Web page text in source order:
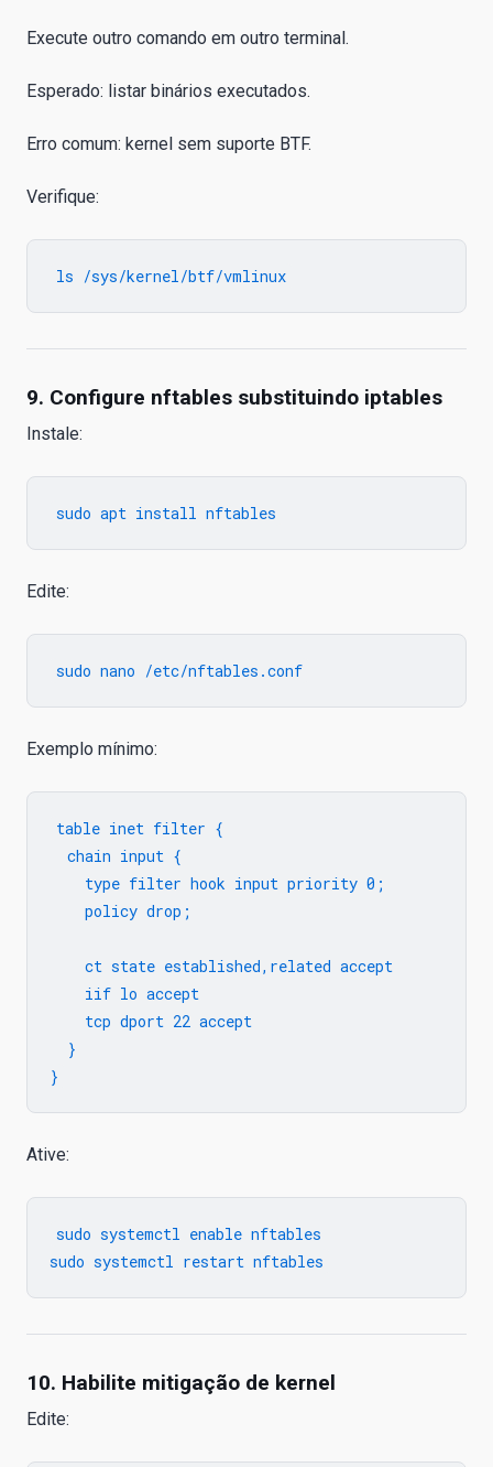
Execute outro comando em outro terminal.
Esperado: listar binários executados.
Erro comum: kernel sem suporte BTF.
Verifique:
9. Configure nftables substituindo iptables
Instale:
Edite:
Exemplo mínimo:
table inet filter {
  chain input {
    type filter hook input priority 0;
    policy drop;
    ct state established,related accept
    iif lo accept
    tcp dport 22 accept
  }
Ative:
sudo systemctl enable nftables
10. Habilite mitigação de kernel
Edite: